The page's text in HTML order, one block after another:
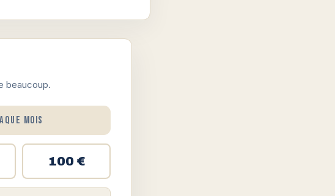
beaucoup.
mois
100 €